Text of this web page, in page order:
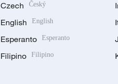
Czech Český
English English
Esperanto Esperanto
Filipino Filipino